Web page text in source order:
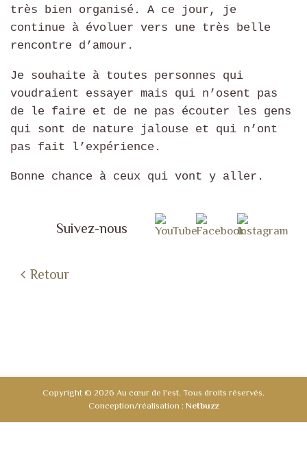
très bien organisé. A ce jour, je
continue à évoluer vers une très belle
rencontre d’amour.
Je souhaite à toutes personnes qui
voudraient essayer mais qui n’osent pas
de le faire et de ne pas écouter les gens
qui sont de nature jalouse et qui n’ont
pas fait l’expérience.
Bonne chance à ceux qui vont y aller.
Suivez-nous
Retour
Copyright © 2026 Au cœur de l'est. Tous droits réservés.
Conception/réalisation : Netbuzz
PLAN DU SITE